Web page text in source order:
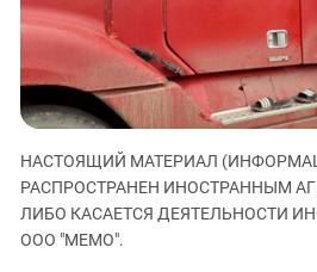
КАВКАЗ
Дагестан
Ингушетия
Кабардино-Балкария
Калмыкия
Карачаево-Черкесия
Краснодарский край
Нагорный Карабах
НАСТОЯЩИЙ МАТЕРИАЛ
РАСПРОСТРАНЕН ИНОСТРАННЫМ
ЛИБО КАСАЕТСЯ ДЕЯТЕЛЬНОСТИ
ООО "МЕМО".